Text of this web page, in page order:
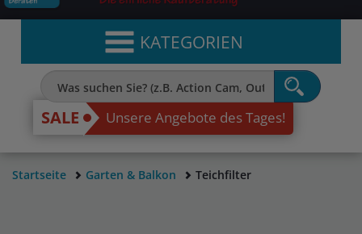
KATEGORIEN
SALE Unsere Angebote des Tages!
Startseite Garten & Balkon Teichfilter